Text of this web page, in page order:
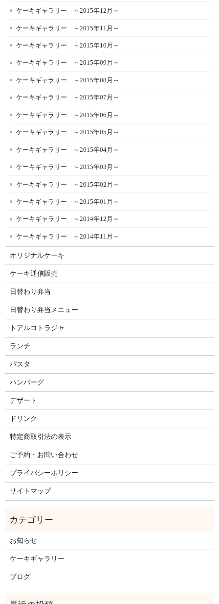
ケーキギャラリー ～2015年12月～
ケーキギャラリー ～2015年11月～
ケーキギャラリー ～2015年10月～
ケーキギャラリー ～2015年09月～
ケーキギャラリー ～2015年08月～
ケーキギャラリー ～2015年07月～
ケーキギャラリー ～2015年06月～
ケーキギャラリー ～2015年05月～
ケーキギャラリー ～2015年04月～
ケーキギャラリー ～2015年03月～
ケーキギャラリー ～2015年02月～
ケーキギャラリー ～2015年01月～
ケーキギャラリー ～2014年12月～
ケーキギャラリー ～2014年11月～
オリジナルケーキ
ケーキ通信販売
日替わり弁当
日替わり弁当メニュー
トアルコトラジャ
ランチ
パスタ
ハンバーグ
デザート
ドリンク
特定商取引法の表示
ご予約・お問い合わせ
プライバシーポリシー
サイトマップ
お知らせ
ケーキギャラリー
ブログ